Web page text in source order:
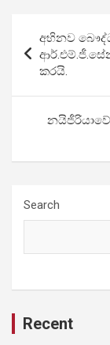
navigation
අභිනව
කරයි.
Search
Recent